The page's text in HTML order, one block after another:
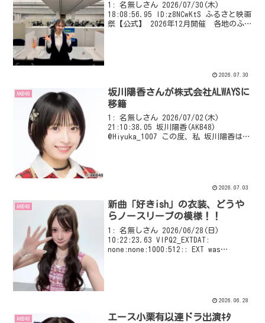
1: 名無しさん 2026/07/30(木)
18:08:56.95 ID:z8NCwKtS ふるさと映画
祭【公式】 2026年12月開催 各地のふ
2026.07.30
AKB48
坂川陽香さんが株式会社ALWAYSに
移籍
1: 名無しさん 2026/07/02(木)
21:10:38.05 坂川陽香(AKB48)
@Hiyuka_1007 この度、私 坂川陽香は
2026.07.03
AKB48
新曲「好きish」の衣装、どうや
らノースリーブの模様！！
1: 名無しさん 2026/06/28(日)
10:22:23.63 VIPQ2_EXTDAT:
none:none:1000:512:: EXT was
2026.06.28
AKB48
エース小栗有以連ドラ出演ｷﾀ